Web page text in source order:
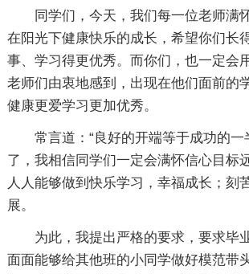
同学们，今天，我们每一位老师满
在阳光下健康快乐的成长，希望你们长
事、学习得更优秀。而你们，也一定会
老师们由衷地感到，出现在他们面前的
健康更爱学习更加优秀。
常言道：“良好的开端等于成功的一
了，我相信同学们一定会满怀信心目标
人人能够做到快乐学习，幸福成长；刻
展。
为此，我提出严格的要求，要求毕
面面能够给其他班的小同学做好模范带